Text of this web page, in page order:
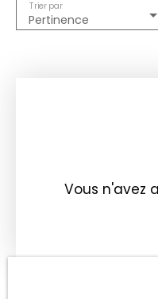
Pertinence
Trier par
Vous n'avez